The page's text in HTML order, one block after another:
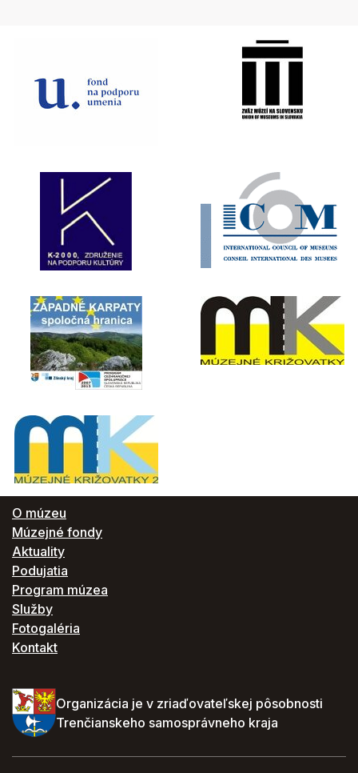
O múzeu
Múzejné fondy
Aktuality
Podujatia
Program múzea
Služby
Fotogaléria
Kontakt
Organizácia je v zriaďovateľskej pôsobnosti
Trenčianskeho samosprávneho kraja